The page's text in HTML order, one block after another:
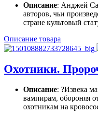
Описание: Анджей
авторов, чьи
стране культовый
Описание товара
Охотники.
Описание: ?Извека
вампирам, обороняя
охотникам на